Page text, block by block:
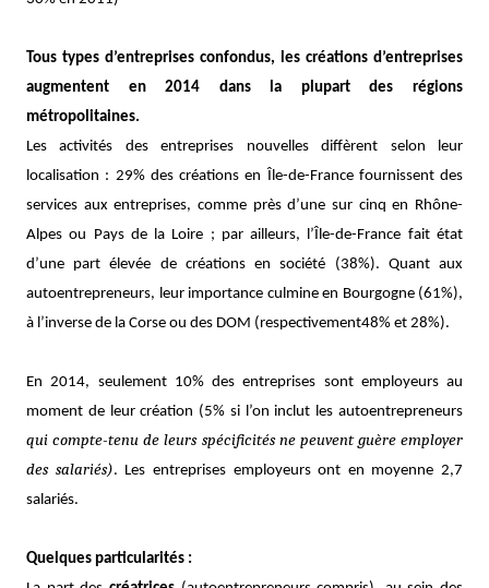
Tous types d’entreprises confondus, les créations d’entreprises
augmentent en 2014 dans la plupart des régions
métropolitaines.
Les activités des entreprises nouvelles diffèrent selon leur
localisation : 29% des créations en Île-de-France fournissent des
services aux entreprises, comme près d’une sur cinq en Rhône-
Alpes ou Pays de la Loire ; par ailleurs, l’Île-de-France fait état
d’une part élevée de créations en société (38%). Quant aux
autoentrepreneurs, leur importance culmine en Bourgogne (61%),
à l’inverse de la Corse ou des DOM (respectivement48% et 28%).
En 2014, seulement 10% des entreprises sont employeurs au
moment de leur création (5% si l’on inclut les autoentrepreneurs
qui compte-tenu de leurs spécificités ne peuvent guère employer
des salariés). Les entreprises employeurs ont en moyenne 2,7
salariés.
Quelques particularités :